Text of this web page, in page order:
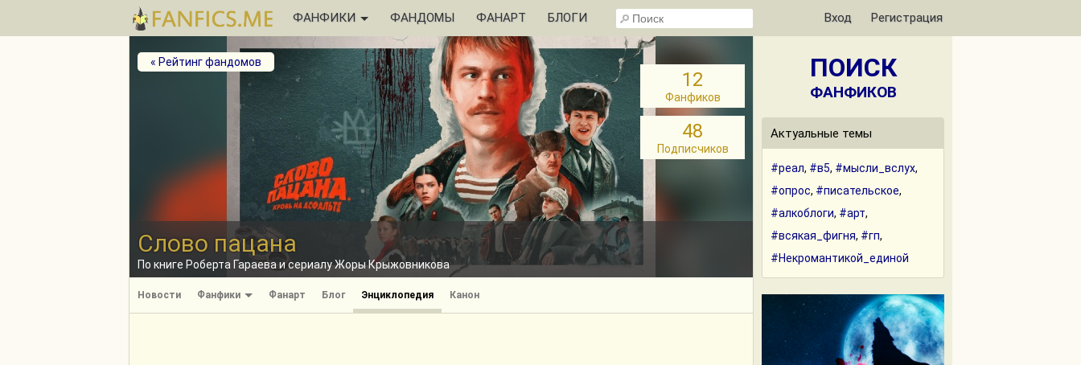
ФАНФИКИ ФАНДОМЫ ФАНАРТ БЛОГИ Вход Регистрация
Слово пацана
По книге Роберта Гараева и сериалу Жоры Крыжовникова
« Рейтинг фандомов
12
Фанфиков
48
Подписчиков
Новости Фанфики Фанарт Блог Энциклопедия Канон
ПОИСК
ФАНФИКОВ
Актуальные темы
#реал, #в5, #мысли_вслух,
#опрос, #писательское,
#алкоблоги, #арт,
#всякая_фигня, #гп,
#Некромантикой_единой